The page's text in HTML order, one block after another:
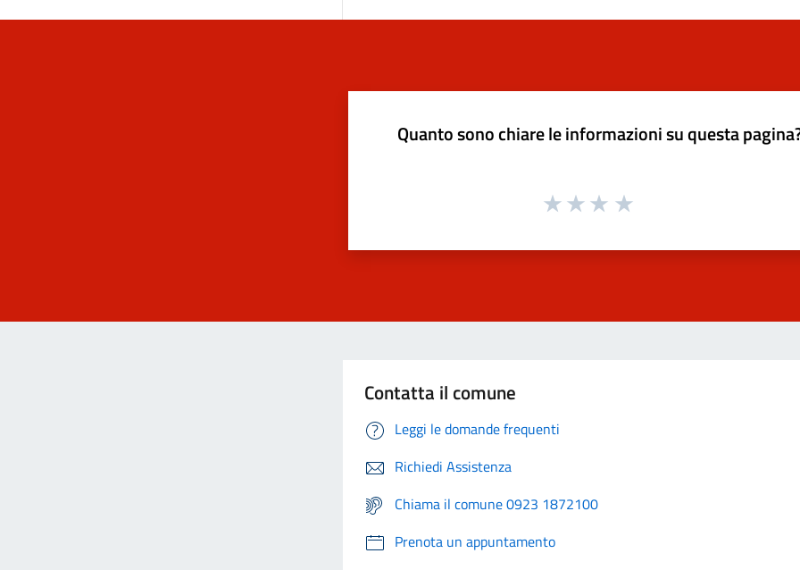
Quanto sono chiare le informazioni su questa
Contatta il comune
Leggi le domande frequenti
Richiedi Assistenza
Chiama il comune 0923 1872100
Prenota un appuntamento